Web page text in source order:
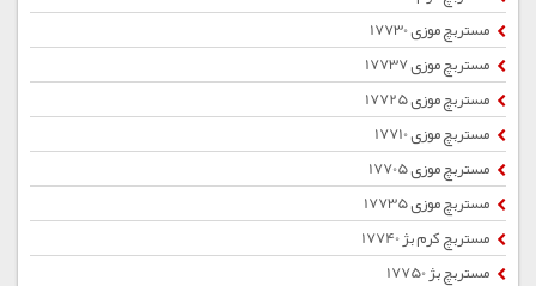
مستربچ موزی 17730
مستربچ موزی 17737
مستربچ موزی 17725
مستربچ موزی 17710
مستربچ موزی 17705
مستربچ موزی 17735
مستربچ کرم بژ 17740
مستربچ بژ 17750